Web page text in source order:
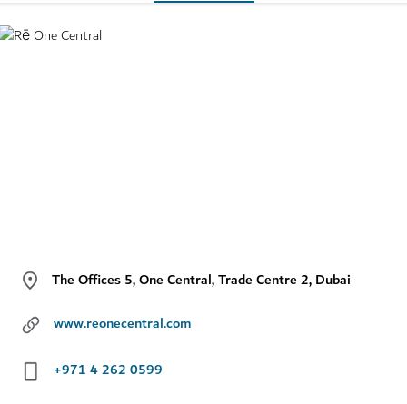
The Offices 5, One Central, Trade Centre 2, Dubai
www.reonecentral.com
+971 4 262 0599